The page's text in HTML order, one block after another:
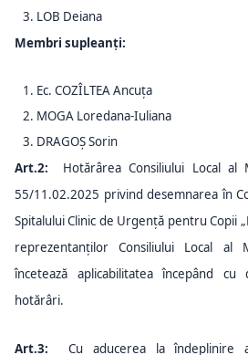
LOB Deiana
Membri supleanți:
Ec. COZÎLTEA Ancuța
MOGA Loredana-Iuliana
DRAGOȘ Sorin
Art.2: Hotărârea Consiliului Local al
55/11.02.2025 privind desemnarea în
Spitalului Clinic de Urgență pentru Copii
reprezentanților Consiliului Local al
încetează aplicabilitatea începând
hotărâri.
Art.3: Cu aducerea la îndeplinire